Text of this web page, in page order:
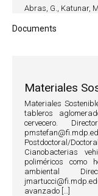
Abras, G., Katunar,
Documents
Materiales
Materiales
tableros
cervecero.
Postdoctoral/
Cianobacterias
poliméricos como
ambiental
avanzado […]